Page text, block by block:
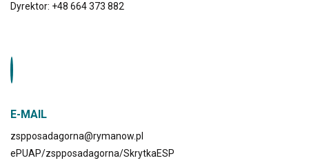
Dyrektor: +48 664 373 882
E-MAIL
zspposadagorna@rymanow.pl
ePUAP/zspposadagorna/SkrytkaESP